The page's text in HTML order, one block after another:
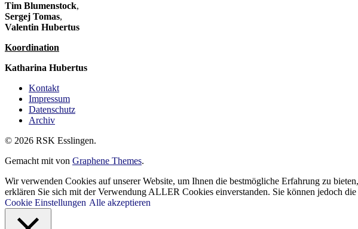
Tim Blumenstock,
Sergej Tomas,
Valentin Hubertus
Koordination
Katharina Hubertus
Kontakt
Impressum
Datenschutz
Archiv
© 2026 RSK Esslingen.
Gemacht mit von Graphene Themes.
Wir verwenden Cookies auf unserer Website, um Ihnen die bestmögliche Erfahrung zu
erklären Sie sich mit der Verwendung ALLER Cookies einverstanden. Sie können jedoch
Cookie Einstellungen Alle akzeptieren